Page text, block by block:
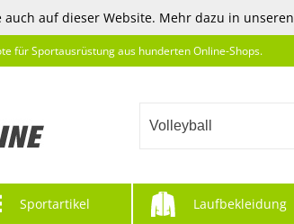
auf dieser Website. Mehr dazu in unseren
für Sportausrüstung aus hunderten Online-Shops.
Volleyball
Sportartikel Laufbekleidung